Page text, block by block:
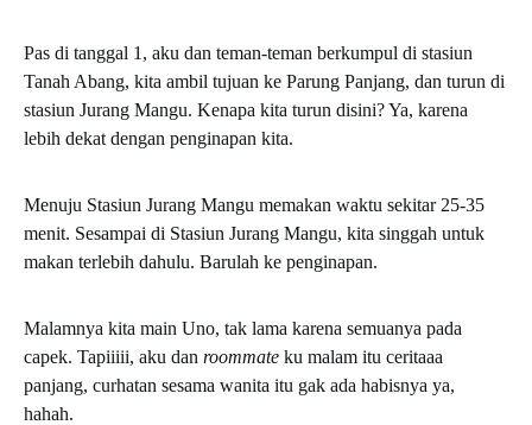
Pas di tanggal 1, aku dan teman-teman berkumpul di stasiun
Tanah Abang, kita ambil tujuan ke Parung Panjang, dan turun di
stasiun Jurang Mangu. Kenapa kita turun disini? Ya, karena
lebih dekat dengan penginapan kita.
Menuju Stasiun Jurang Mangu memakan waktu sekitar 25-35
menit. Sesampai di Stasiun Jurang Mangu, kita singgah untuk
makan terlebih dahulu. Barulah ke penginapan.
Malamnya kita main Uno, tak lama karena semuanya pada
capek. Tapiiiii, aku dan roommate ku malam itu ceritaaa
panjang, curhatan sesama wanita itu gak ada habisnya ya,
hahah.